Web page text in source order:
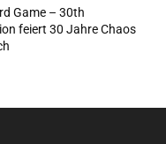
Game – 30th
feiert 30 Jahre Chaos